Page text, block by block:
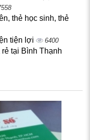
thẻ học sinh, thẻ
tiện lợi 6400
tại Bình Thạnh